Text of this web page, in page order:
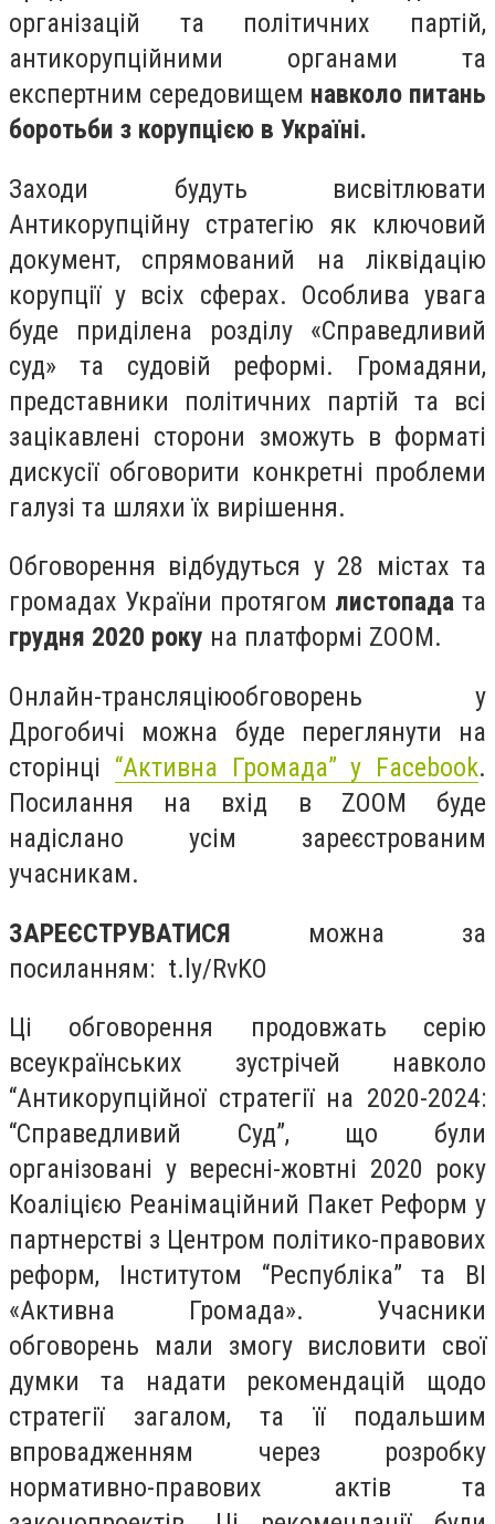
організацій та політичних партій,
антикорупційними органами та
експертним середовищем навколо питань
боротьби з корупцією в Україні.
Заходи будуть висвітлювати
Антикорупційну стратегію як ключовий
документ, спрямований на ліквідацію
корупції у всіх сферах. Особлива увага
буде приділена розділу «Справедливий
суд» та судовій реформі. Громадяни,
представники політичних партій та всі
зацікавлені сторони зможуть в форматі
дискусії обговорити конкретні проблеми
галузі та шляхи їх вирішення.
Обговорення відбудуться у 28 містах та
громадах України протягом листопада та
грудня 2020 року на платформі ZOOM.
Онлайн-трансляціюобговорень у
Дрогобичі можна буде переглянути на
сторінці “Активна Громада” у Facebook.
Посилання на вхід в ZOOM буде
надіслано усім зареєстрованим
учасникам.
ЗАРЕЄСТРУВАТИСЯ можна за
посиланням: t.ly/RvKO
Ці обговорення продовжать серію
всеукраїнських зустрічей навколо
“Антикорупційної стратегії на 2020-2024:
“Справедливий Суд”, що були
організовані у вересні-жовтні 2020 року
Коаліцією Реанімаційний Пакет Реформ у
партнерстві з Центром політико-правових
реформ, Інститутом “Республіка” та ВІ
«Активна Громада». Учасники
обговорень мали змогу висловити свої
думки та надати рекомендацій щодо
стратегії загалом, та її подальшим
впровадженням через розробку
нормативно-правових актів та